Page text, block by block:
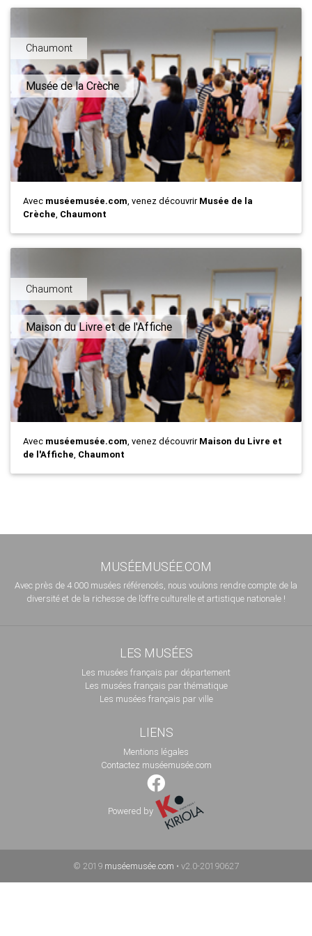
Chaumont
Musée de la Crèche
Avec muséemusée.com, venez découvrirMusée de la
Crèche, Chaumont
Chaumont
Maison du Livre et de l'Affiche
Avec muséemusée.com, venez découvrirMaison du Livre et
de l'Affiche, Chaumont
MUSÉEMUSÉE.COM
Avec près de 4 000 musées référencés, nous voulons rendre compte de la
diversité et de la richesse de l’offre culturelle et artistique nationale !
LES MUSÉES
Les musées français par département
Les musées français par thématique
Les musées français par ville
LIENS
Mentions légales
Contactez muséemusée.com
Powered by
© 2019 muséemusée.com • v2.0-20190627